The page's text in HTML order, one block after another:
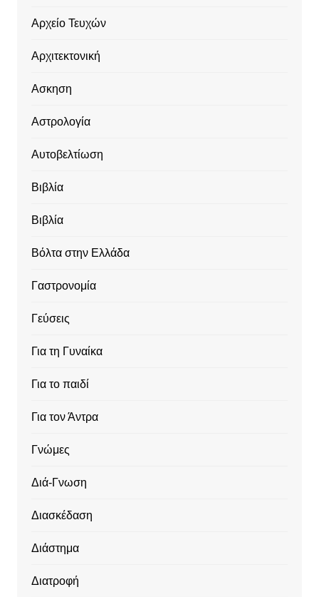
Αρχείο Τευχών
Αρχιτεκτονική
Ασκηση
Αστρολογία
Αυτοβελτίωση
Βιβλία
Βιβλία
Βόλτα στην Ελλάδα
Γαστρονομία
Γεύσεις
Για τη Γυναίκα
Για το παιδί
Για τον Άντρα
Γνώμες
Διά-Γνωση
Διασκέδαση
Διάστημα
Διατροφή